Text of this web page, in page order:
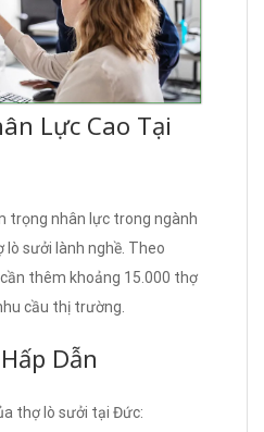
Lực Cao Tại
trọng nhân lực trong ngành
lò sưởi lành nghề. Theo
thêm khoảng 15.000 thợ
cầu thị trường.
Dẫn
thợ lò sưởi tại Đức: